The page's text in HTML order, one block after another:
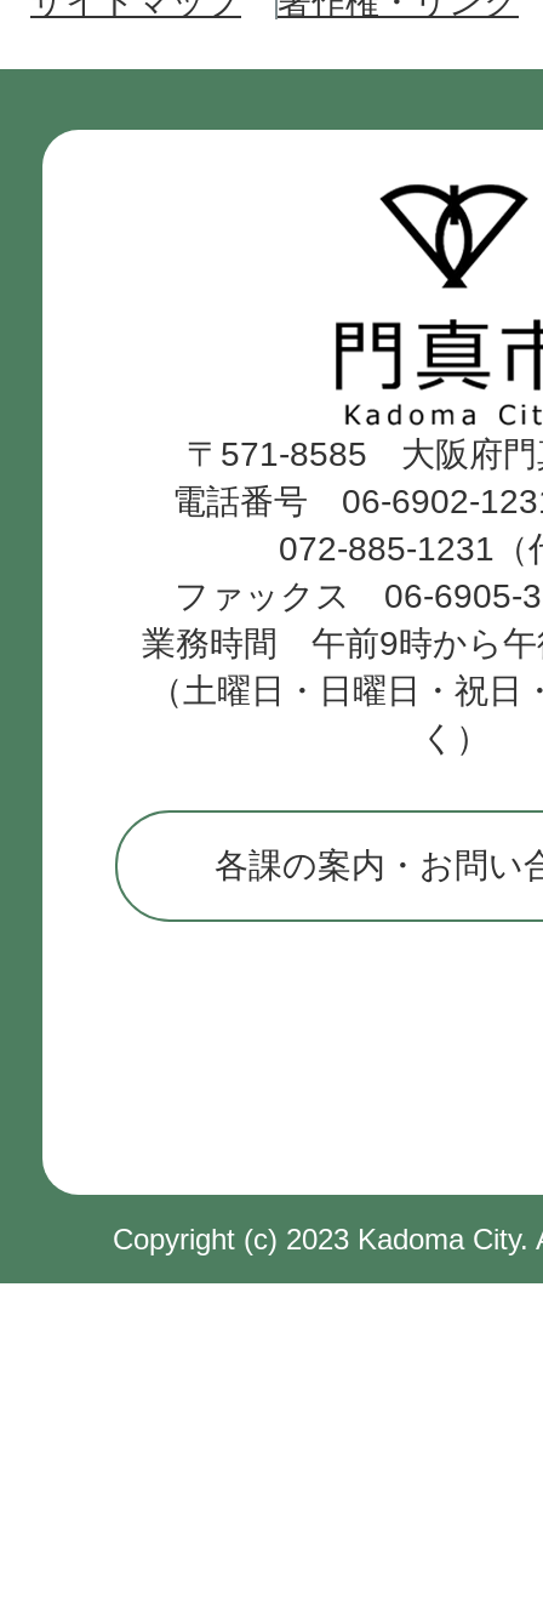
市
Kadoma
City
〒571-8585 大阪府門
電話番号 06-6902-
072-885-1231（
ファックス 06-6905-
業務時間 午前9時から午
（土曜日・日曜日・祝日
く）
各課の案内・お問い
Copyright (c) 2023 Kadoma City.